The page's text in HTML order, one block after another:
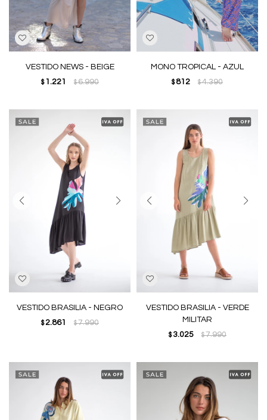
VESTIDO NEWS - BEIGE
$ 1.221 $6.990
MONO TROPICAL - AZUL
$ 812 $4.390
VESTIDO BRASILIA - NEGRO
$ 2.861 $7.990
VESTIDO BRASILIA - VERDE
MILITAR
$ 3.025 $7.990